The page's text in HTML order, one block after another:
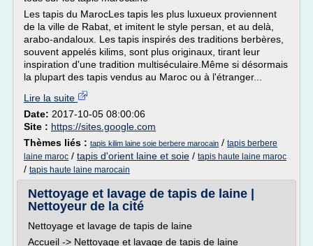
Les tapis du MarocLes tapis les plus luxueux proviennent
de la ville de Rabat, et imitent le style persan, et au delà,
arabo-andaloux. Les tapis inspirés des traditions berbères,
souvent appelés kilims, sont plus originaux, tirant leur
inspiration d'une tradition multiséculaire.Même si désormais
la plupart des tapis vendus au Maroc ou à l'étranger...
Lire la suite
Date: 2017-10-05 08:00:06
Site : https://sites.google.com
Thèmes liés : tapis kilim laine soie berbere marocain / tapis berbere
laine maroc / tapis d'orient laine et soie / tapis haute laine maroc
/ tapis haute laine marocain
Nettoyage et lavage de tapis de laine |
Nettoyeur de la cité
Nettoyage et lavage de tapis de laine
Accueil -> Nettoyage et lavage de tapis de laine